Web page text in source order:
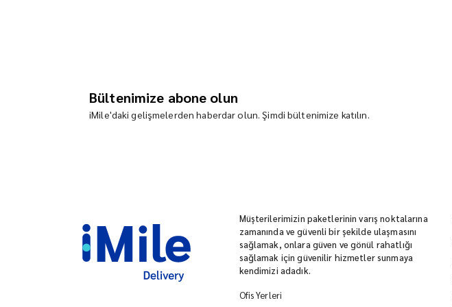
Bültenimize abone olun
iMile'daki gelişmelerden haberdar olun. Şimdi bültenimize katılın.
Müşterilerimizin paketlerinin varış noktalarına
zamanında ve güvenli bir şekilde ulaşmasını
sağlamak, onlara güven ve gönül rahatlığı
sağlamak için güvenilir hizmetler sunmaya
kendimizi adadık.
Ofis Yerleri